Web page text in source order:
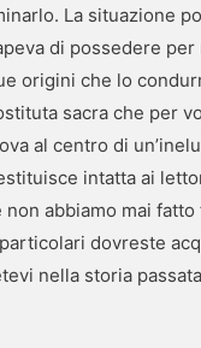
La situazione
di possedere
origini che lo
sacra che per
al centro di
intatta ai
abbiamo mai fatto
dovreste
nella storia